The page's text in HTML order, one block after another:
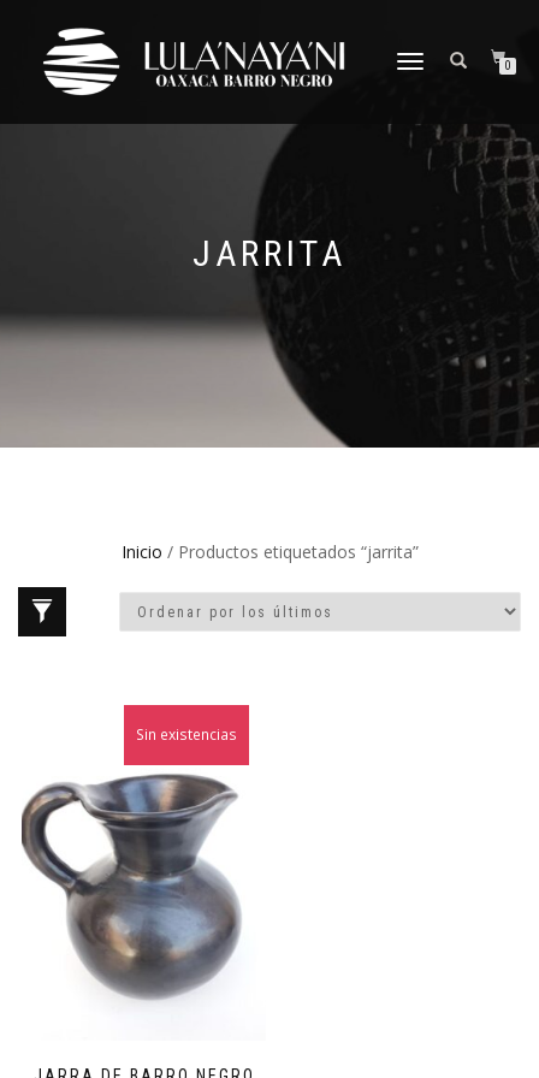
CAMBIAR
0
JARRITA
Inicio / Productos etiquetados “jarrita”
¡Oferta!
Sin existencias